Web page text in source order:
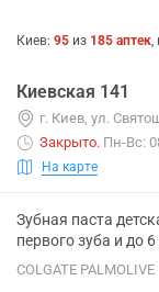
Киев: 95 из 185 аптек,
Киевская 141
г. Киев, ул.
Закрыто. Пн-Вс:
На карте
Зубная паста
первого зуба и до
COLGATE PALMOLIVE